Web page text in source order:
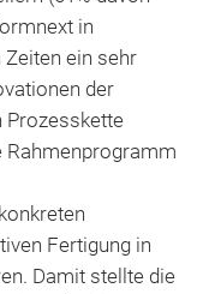
in
ein sehr
der
Prozesskette
Fertigung in
Damit stellte die